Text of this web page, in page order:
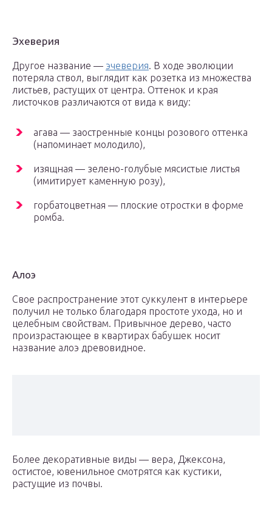
Эхеверия
Другое название — эчеверия. В ходе эволюции
потеряла ствол, выглядит как розетка из множества
листьев, растущих от центра. Оттенок и края
листочков различаются от вида к виду:
агава — заостренные концы розового оттенка
(напоминает молодило),
изящная — зелено-голубые мясистые листья
(имитирует каменную розу),
горбатоцветная — плоские отростки в форме
ромба.
Алоэ
Свое распространение этот суккулент в интерьере
получил не только благодаря простоте ухода, но и
целебным свойствам. Привычное дерево, часто
произрастающее в квартирах бабушек носит
название алоэ древовидное.
Более декоративные виды — вера, Джексона,
остистое, ювенильное смотрятся как кустики,
растущие из почвы.